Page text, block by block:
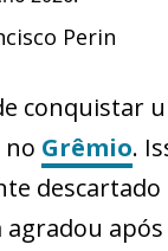
Perin
conquistar
Grêmio.
descartado
agradou